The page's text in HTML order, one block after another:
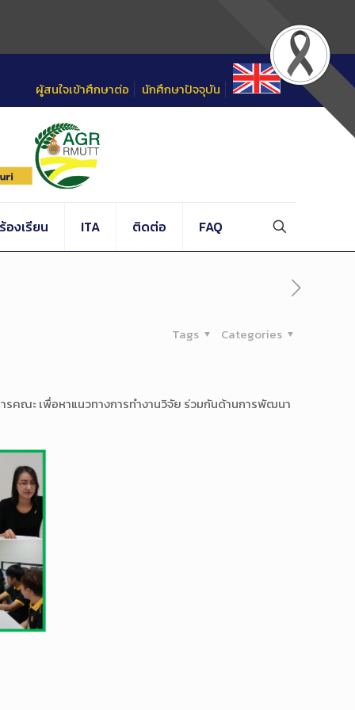
ผู้สนใจเข้าศึกษาต่อ นักศึกษาปัจจุบัน
องเรียน ITA ติดต่อ FAQ
Categories
Tags
คณะ เพื่อหาแนวทางการทำงานวิจัย ร่วมกันด้านการพัฒนา